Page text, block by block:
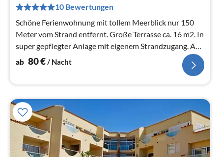
10 Bewertungen
Schöne Ferienwohnung mit tollem Meerblick nur 150
Meter vom Strand entfernt. Große Terrasse ca. 16 m2. In
super gepflegter Anlage mit eigenem Strandzugang. An
der Costa Calma.
ab 80€/ Nacht